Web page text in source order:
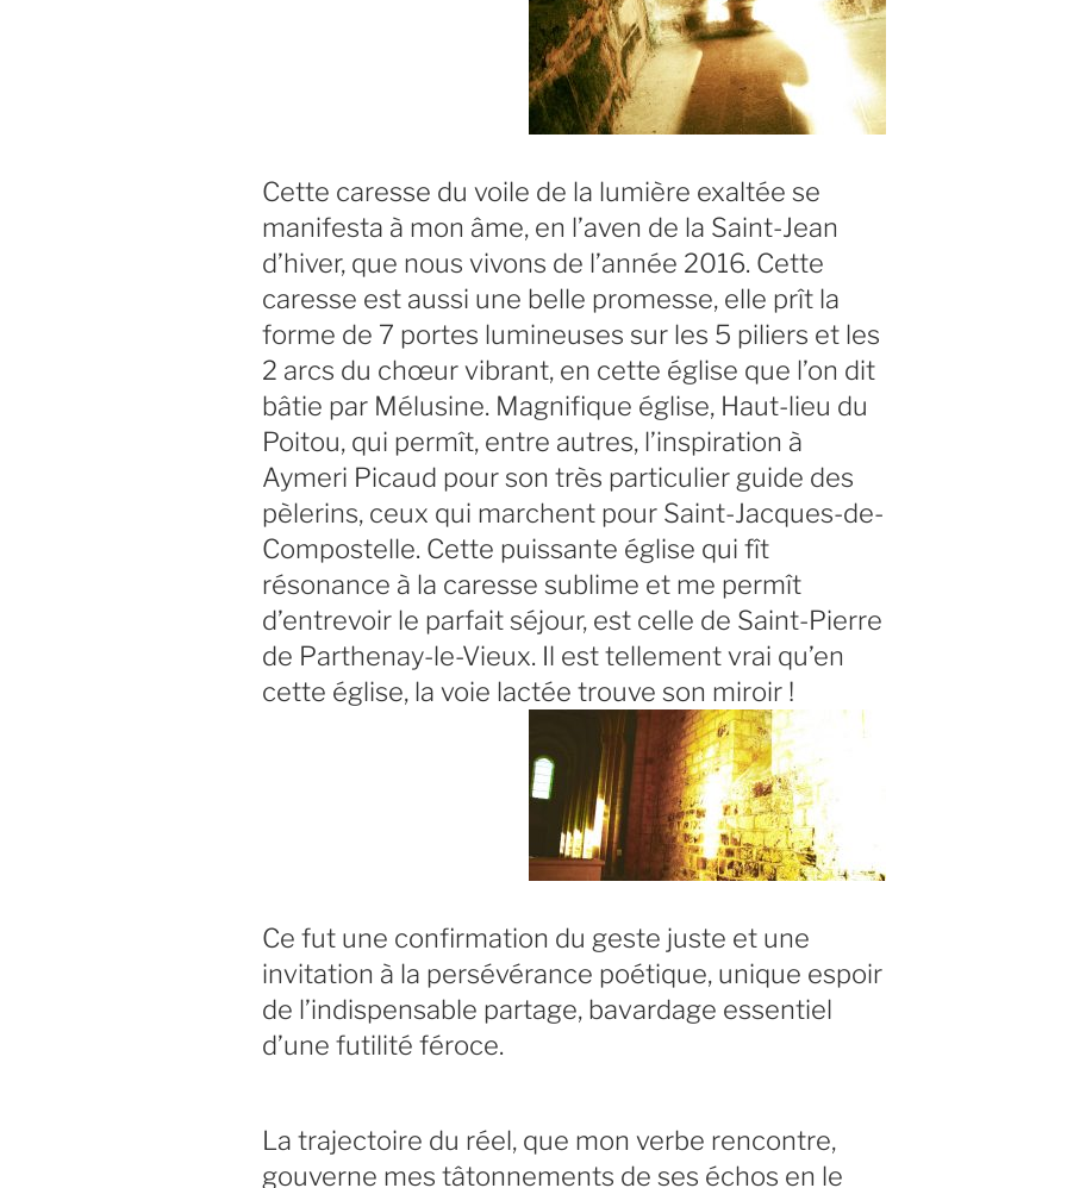
Cette caresse du voile de la lumière exaltée se
manifesta à mon âme, en l’aven de la Saint-Jean
d’hiver, que nous vivons de l’année 2016. Cette
caresse est aussi une belle promesse, elle prît la
forme de 7 portes lumineuses sur les 5 piliers et les
2 arcs du chœur vibrant, en cette église que l’on dit
bâtie par Mélusine. Magnifique église, Haut-lieu du
Poitou, qui permît, entre autres, l’inspiration à
Aymeri Picaud pour son très particulier guide des
pèlerins, ceux qui marchent pour Saint-Jacques-de-
Compostelle. Cette puissante église qui fît
résonance à la caresse sublime et me permît
d’entrevoir le parfait séjour, est celle de Saint-Pierre
de Parthenay-le-Vieux. Il est tellement vrai qu’en
cette église, la voie lactée trouve son miroir !
Ce fut une confirmation du geste juste et une
invitation à la persévérance poétique, unique espoir
de l’indispensable partage, bavardage essentiel
d’une futilité féroce.
La trajectoire du réel, que mon verbe rencontre,
gouverne mes tâtonnements de ses échos en le